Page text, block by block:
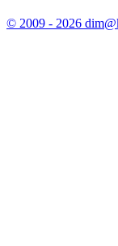
© 2009 - 2026